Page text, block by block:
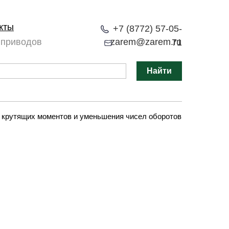
+7 (8772) 57-05-
71
zarem@zarem.ru
Найти
моментов и уменьшения чисел оборотов